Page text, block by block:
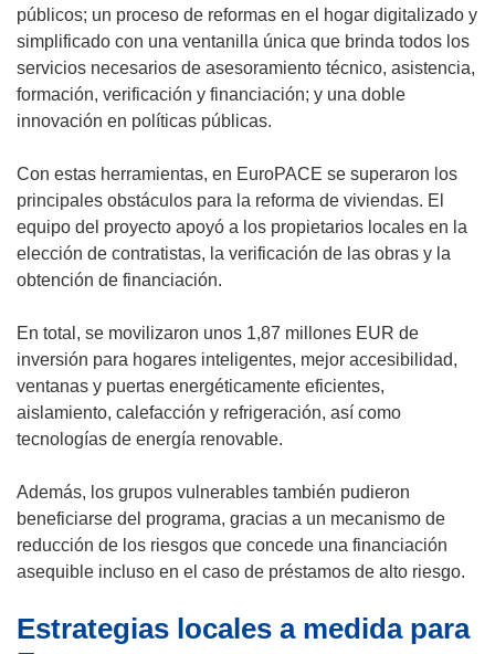
a
v
e
n
n
a
)
r
i
r
u
n
a
n
v
a
n
a
)
públicos; un proceso de reformas en el hogar digitalizado y
simplificado con una ventanilla única que brinda todos los
servicios necesarios de asesoramiento técnico, asistencia,
formación, verificación y financiación; y una doble
innovación en políticas públicas.
Con estas herramientas, en EuroPACE se superaron los
principales obstáculos para la reforma de viviendas. El
equipo del proyecto apoyó a los propietarios locales en la
elección de contratistas, la verificación de las obras y la
obtención de financiación.
En total, se movilizaron unos 1,87 millones EUR de
inversión para hogares inteligentes, mejor accesibilidad,
ventanas y puertas energéticamente eficientes,
aislamiento, calefacción y refrigeración, así como
tecnologías de energía renovable.
Además, los grupos vulnerables también pudieron
beneficiarse del programa, gracias a un mecanismo de
reducción de los riesgos que concede una financiación
asequible incluso en el caso de préstamos de alto riesgo.
Estrategias locales a medida para